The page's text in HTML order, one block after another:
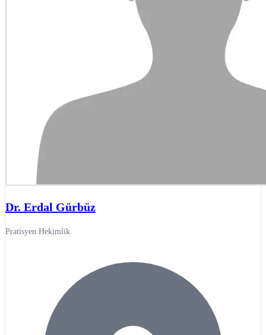
Dr. Erdal Gürbüz
Pratisyen Hekimlik